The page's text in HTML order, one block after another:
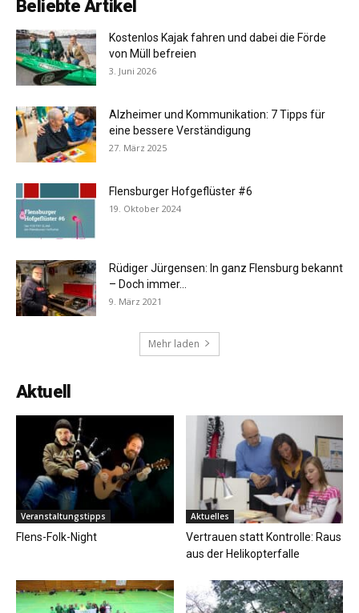
Beliebte Artikel
Kostenlos Kajak fahren und dabei die Förde
von Müll befreien
3. Juni 2026
Alzheimer und Kommunikation: 7 Tipps für
eine bessere Verständigung
27. März 2025
Flensburger Hofgeflüster #6
19. Oktober 2024
Rüdiger Jürgensen: In ganz Flensburg bekannt
– Doch immer...
9. März 2021
Mehr laden
Aktuell
Veranstaltungstipps
Flens-Folk-Night
Aktuelles
Vertrauen statt Kontrolle: Raus
aus der Helikopterfalle